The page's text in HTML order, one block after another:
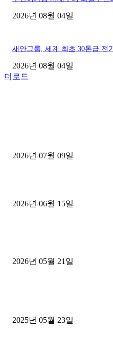
2026년 08월 04일
새안그룹, 세계 최초 30톤급 전
2026년 08월 04일
더로드
2026년 07월 09일
2026년 06월 15일
2026년 05월 21일
2025년 05월 23일